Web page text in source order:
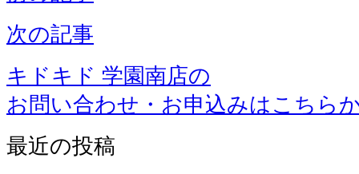
次の記事
キドキド 学園南店の
お問い合わせ・お申込みはこちら
最近の投稿